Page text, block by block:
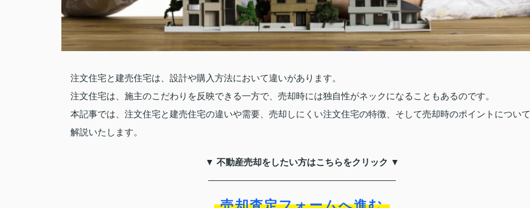
注文住宅と建売住宅は、設計や購入方法において違いがあります。
注文住宅は、施主のこだわりを反映できる一方で、売却時には独自性がネックになることもあるのです。
本記事では、注文住宅と建売住宅の違いや需要、売却しにくい注文住宅の特徴、そして売却時のポイントについて
解説いたします。
▼ 不動産売却をしたい方はこちらをクリック ▼